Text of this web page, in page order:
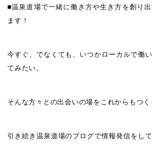
■温泉道場で一緒に働き方や生き方を創り
ます！
今すぐ、でなくても、いつかローカルで働
てみたい。
そんな方々との出会いの場をこれからもつく
引き続き温泉道場のブログで情報発信をし